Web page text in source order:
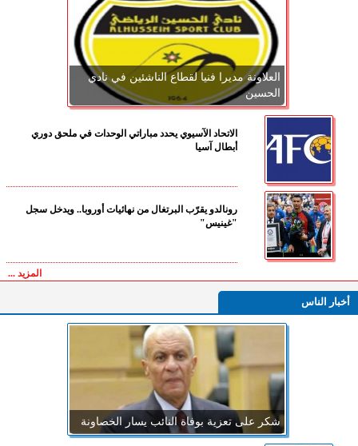
العلاونة مديرا فنيا لقطاع الناشئين في نادي
الحسين
الاتحاد الآسيوي يحدد مباراتي الوحدات في ملحق دوري
أبطال آسيا
رونالدو يقرّب البرتغال من نهائيات أوروبا.. ويدخل سجل
"غينيس"
المزيد ...
أخبار الناس
شكر على تعزية بوفاة النائب يسار الخصاونة